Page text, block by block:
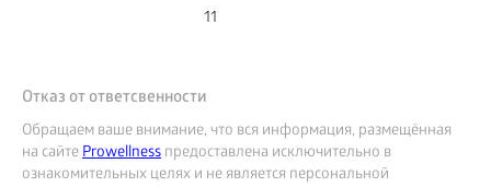
11
Отказ от ответсвенности
Обращаем ваше внимание, что вся информация, размещённая
на сайтеProwellness предоставлена исключительно в
ознакомительных целях и не является персональной